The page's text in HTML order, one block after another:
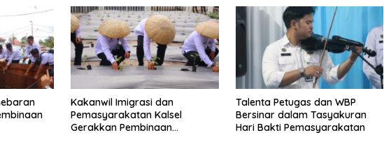
Kakanwil Imigrasi dan
Pemasyarakatan Kalsel
Gerakkan Pembinaan
Talenta Petugas dan WBP
Bersinar dalam Tasyakuran
Hari Bakti Pemasyarakatan